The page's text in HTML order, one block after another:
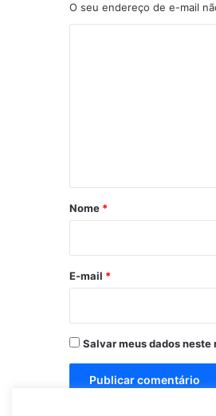
O seu endereço de e-mail
r
*
Nome *
E-mail *
Salvar meus dados neste